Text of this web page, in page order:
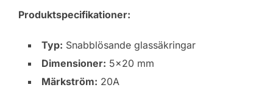
Produktspecifikationer:
Typ: Snabblösande glassäkringar
Dimensioner: 5×20 mm
Märkström: 20A